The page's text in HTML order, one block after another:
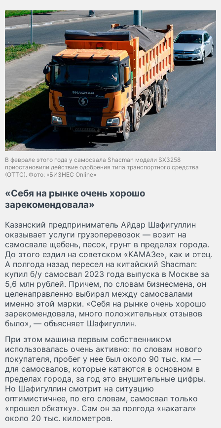
В феврале этого года у самосвала Shacman модели SX3258
приостановили действие одобрения типа транспортного средства
(ОТТС). Фото: «БИЗНЕС Online»
«Себя на рынке очень хорошо
зарекомендовала»
Казанский предприниматель Айдар Шафигуллин
оказывает услуги грузоперевозок — возит на
самосвале щебень, песок, грунт в пределах города.
До этого ездил на советском «КАМАЗе», как и отец.
А полгода назад пересел на китайский Shacman:
купил б/у самосвал 2023 года выпуска в Москве за
5,6 млн рублей. Причем, по словам бизнесмена, он
целенаправленно выбирал между самосвалами
именно этой марки. «Себя на рынке очень хорошо
зарекомендовала, много положительных отзывов
было», — объясняет Шафигуллин.
При этом машина первым собственником
использовалась очень активно: по словам нового
покупателя, пробег у нее был около 90 тыс. км —
для самосвалов, которые катаются в основном в
пределах города, за год это внушительные цифры.
Но Шафигуллин смотрит на ситуацию
оптимистичнее, по его словам, самосвал только
«прошел обкатку». Сам он за полгода «накатал»
около 20 тыс. километров.